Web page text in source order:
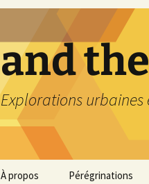
and
Explorations
À propos Pérégrinations